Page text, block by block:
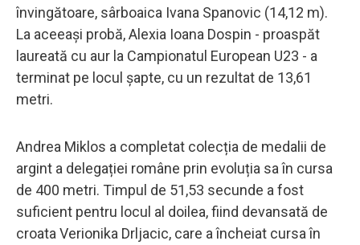
învingătoare, sârboaica Ivana Spanovic (14,12 m).
La aceeași probă, Alexia Ioana Dospin - proaspăt
laureată cu aur la Campionatul European U23 - a
terminat pe locul șapte, cu un rezultat de 13,61
metri.
Andrea Miklos a completat colecția de medalii de
argint a delegației române prin evoluția sa în cursa
de 400 metri. Timpul de 51,53 secunde a fost
suficient pentru locul al doilea, fiind devansată de
croata Verionika Drljacic, care a încheiat cursa în